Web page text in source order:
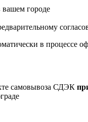
вашем городе
в процессе
самовывоза СДЭК